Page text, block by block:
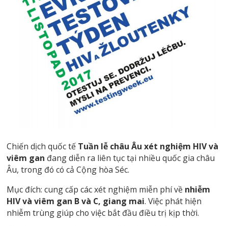
Chiến dịch quốc tế Tuần lễ châu Âu xét nghiệm HIV và
viêm gan đang diễn ra liên tục tại nhiều quốc gia châu
Âu, trong đó có cả Cộng hòa Séc.
Mục đích: cung cấp các xét nghiệm miễn phí về nhiễm
HIV và viêm gan B và C, giang mai. Việc phát hiện
nhiễm trùng giúp cho việc bắt đầu điều trị kịp thời.